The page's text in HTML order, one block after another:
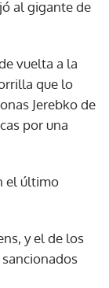
al gigante de
vuelta a la
que lo
Jerebko de
por una
el último
y el de los